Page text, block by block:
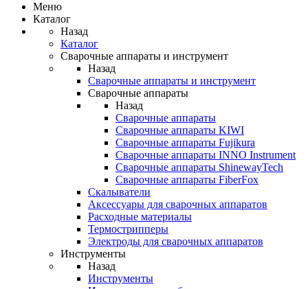
Меню
Каталог
Назад
Каталог
Сварочные аппараты и инструмент
Назад
Сварочные аппараты и инструмент
Сварочные аппараты
Назад
Сварочные аппараты
Сварочные аппараты KIWI
Сварочные аппараты Fujikura
Сварочные аппараты INNO Instrument
Сварочные аппараты ShinewayTech
Cварочные аппараты FiberFox
Скалыватели
Аксессуары для сварочных аппаратов
Расходные материалы
Термострипперы
Электроды для сварочных аппаратов
Инструменты
Назад
Инструменты